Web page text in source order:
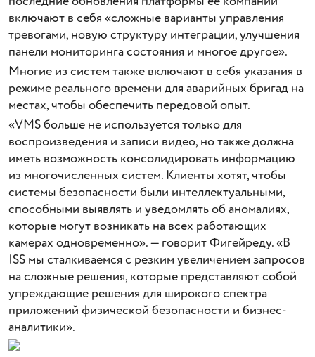
включают в себя «сложные варианты управления
тревогами, новую структуру интеграции, улучшения
панели мониторинга состояния и многое другое».
Многие из систем также включают в себя указания в
режиме реального времени для аварийных бригад на
местах, чтобы обеспечить передовой опыт.
«VMS больше не используется только для
воспроизведения и записи видео, но также должна
иметь возможность консолидировать информацию
из многочисленных систем. Клиенты хотят, чтобы
системы безопасности были интеллектуальными,
способными выявлять и уведомлять об аномалиях,
которые могут возникать на всех работающих
камерах одновременно». — говорит Фигейреду. «В
ISS мы сталкиваемся с резким увеличением запросов
на сложные решения, которые представляют собой
упреждающие решения для широкого спектра
приложений физической безопасности и бизнес-
аналитики».